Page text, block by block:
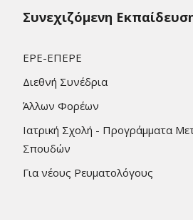
Συνεχιζόμενη
ΕΡΕ-ΕΠΕΡΕ
Διεθνή Συνέδρια
Άλλων Φορέων
Ιατρική Σχολή - Προγράμματα
Σπουδών
Για νέους Ρευματολόγους